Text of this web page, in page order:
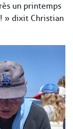
un printemps
» dixit Christian